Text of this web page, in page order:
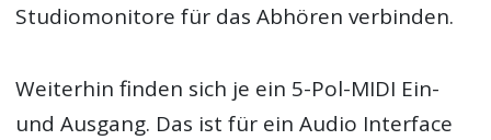
Studiomonitore für das Abhören verbinden.
Weiterhin finden sich je ein 5-Pol-MIDI Ein-
und Ausgang. Das ist für ein Audio Interface